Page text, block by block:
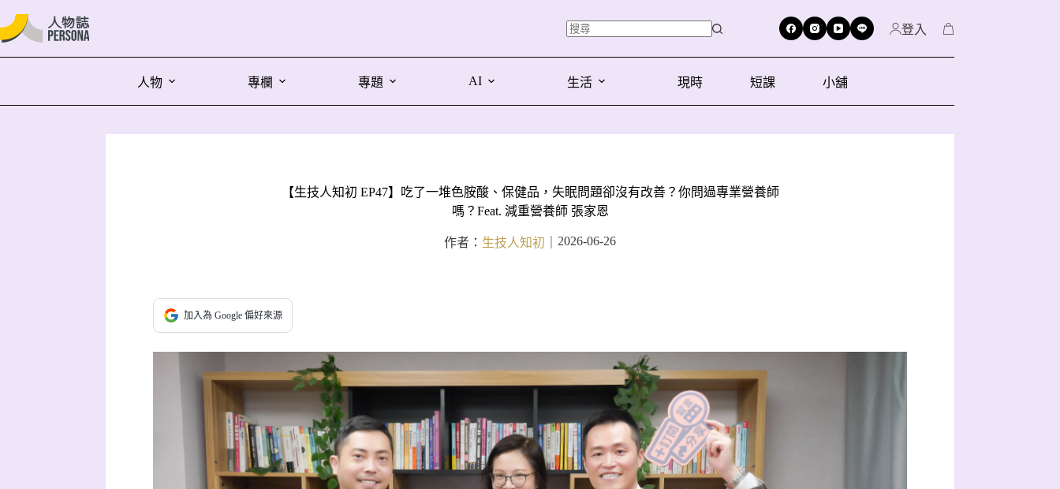
登入
人物 專欄 專題 AI 生活 現時 短課 小舖
【生技人知初 EP47】吃了一堆色胺酸、保健品，失眠問題卻沒有改善？你問過專業營養師
嗎？Feat. 減重營養師 張家恩
作者： 生技人知初 2026-06-26
加入為 Google 偏好來源